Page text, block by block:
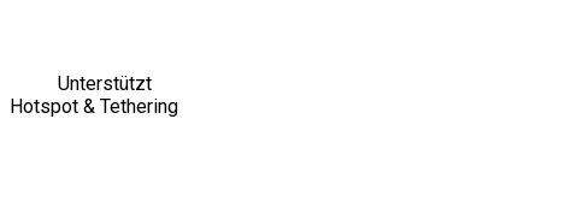
Unterstützt
Hotspot & Tethering